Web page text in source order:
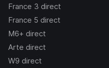
France 3 direct
France 5 direct
M6+ direct
Arte direct
W9 direct